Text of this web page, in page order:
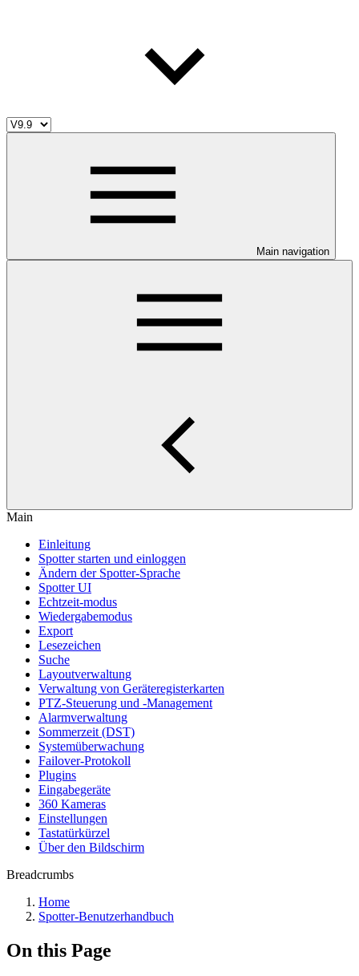
Main navigation
Main
Einleitung
Spotter starten und einloggen
Ändern der Spotter-Sprache
Spotter UI
Echtzeit-modus
Wiedergabemodus
Export
Lesezeichen
Suche
Layoutverwaltung
Verwaltung von Geräteregisterkarten
PTZ-Steuerung und -Management
Alarmverwaltung
Sommerzeit (DST)
Systemüberwachung
Failover-Protokoll
Plugins
Eingabegeräte
360 Kameras
Einstellungen
Tastatürkürzel
Über den Bildschirm
Breadcrumbs
Home
Spotter-Benutzerhandbuch
On this Page